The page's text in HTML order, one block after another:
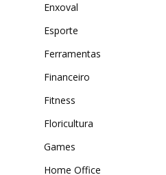
Enxoval
Esporte
Ferramentas
Financeiro
Fitness
Floricultura
Games
Home Office